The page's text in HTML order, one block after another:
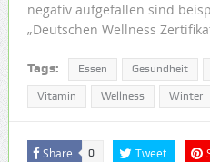
negativ aufgefallen sind
„Deutschen Wellness
Tags: Essen Gesundheit
Vitamin Wellness Winter
Share 0 Tweet